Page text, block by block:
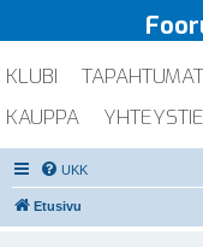
KLUBI TAPAHTUMAT
KAUPPA
UKK
Etusivu